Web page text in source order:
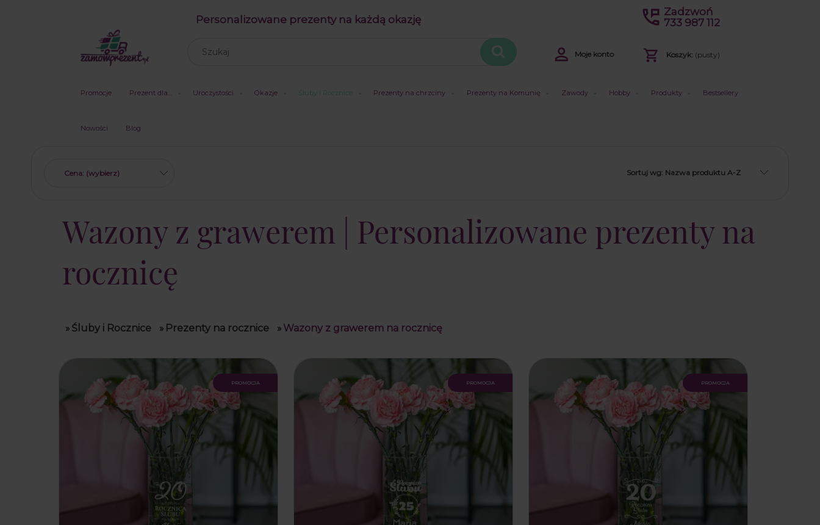
Personalizowane prezenty na każdą okazję
Zadzwoń
733 987 112
Koszyk: (pusty)
Moje konto
Promocje Prezent dla… Uroczystości Okazje Śluby i Rocznice Prezenty na chrzciny Prezenty na Komunię Zawody Hobby Produkty Bestsellery
Nowości Blog
Cena: (wybierz) Sortuj wg: Nazwa produktu A-Z
Wazony z grawerem | Personalizowane prezenty na
rocznicę
» Śluby i Rocznice » Prezenty na rocznice » Wazony z grawerem na rocznicę
promocja promocja promocja